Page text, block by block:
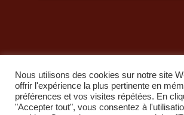
Nous utilisons des cookies sur notre site
offrir l'expérience la plus pertinente en
préférences et vos visites répétées. En
"Accepter tout", vous consentez à